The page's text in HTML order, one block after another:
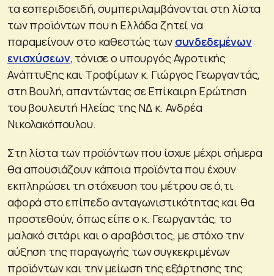
τα εσπεριδοειδή, συμπεριλαμβάνονται στη λίστα
των προϊόντων που η Ελλάδα ζητεί να
παραμείνουν στο καθεστώς των συνδεδεμένων
ενισχύσεων, τόνισε ο υπουργός Αγροτικής
Ανάπτυξης και Τροφίμων κ. Γιώργος Γεωργαντάς,
στη Βουλή, απαντώντας σε Επίκαιρη Ερώτηση
του βουλευτή Ηλείας της ΝΔ κ. Ανδρέα
Νικολακόπουλου.
Στη λίστα των προϊόντων που ίσχυε μέχρι σήμερα
θα απουσιάζουν κάποια προϊόντα που έχουν
εκπληρώσει τη στόχευση του μέτρου σε ό,τι
αφορά στο επίπεδο ανταγωνιστικότητας και θα
προστεθούν, όπως είπε ο κ. Γεωργαντάς, το
μαλακό σιτάρι και ο αραβόσιτος, με στόχο την
αύξηση της παραγωγής των συγκεκριμένων
προϊόντων και την μείωση της εξάρτησης της